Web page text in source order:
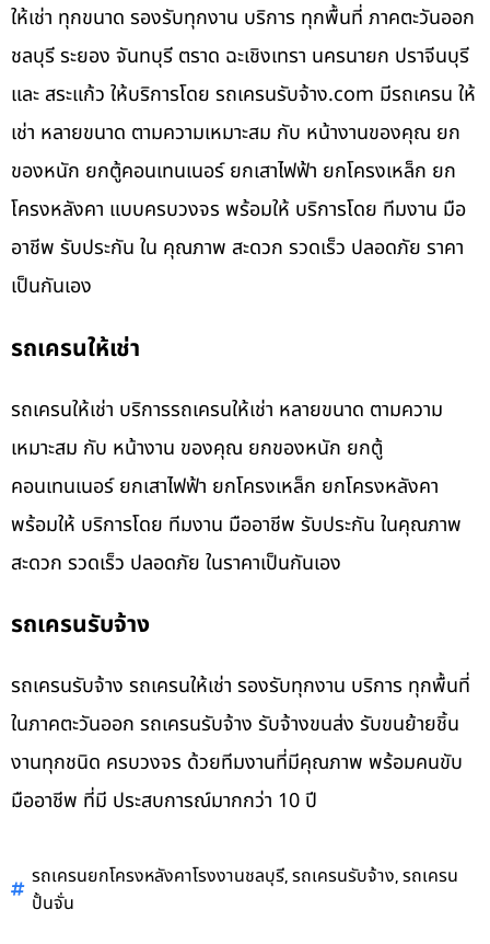
ให้เช่า ทุกขนาด รองรับทุกงาน บริการ ทุกพื้นที่ ภาคตะวันออก
ชลบุรี ระยอง จันทบุรี ตราด ฉะเชิงเทรา นครนายก ปราจีนบุรี
และ สระแก้ว ให้บริการโดย รถเครนรับจ้าง.com มีรถเครน ให้
เช่า หลายขนาด ตามความเหมาะสม กับ หน้างานของคุณ ยก
ของหนัก ยกตู้คอนเทนเนอร์ ยกเสาไฟฟ้า ยกโครงเหล็ก ยก
โครงหลังคา แบบครบวงจร พร้อมให้ บริการโดย ทีมงาน มือ
อาชีพ รับประกัน ใน คุณภาพ สะดวก รวดเร็ว ปลอดภัย ราคา
เป็นกันเอง
รถเครนให้เช่า
รถเครนให้เช่า บริการรถเครนให้เช่า หลายขนาด ตามความ
เหมาะสม กับ หน้างาน ของคุณ ยกของหนัก ยกตู้
คอนเทนเนอร์ ยกเสาไฟฟ้า ยกโครงเหล็ก ยกโครงหลังคา
พร้อมให้ บริการโดย ทีมงาน มืออาชีพ รับประกัน ในคุณภาพ
สะดวก รวดเร็ว ปลอดภัย ในราคาเป็นกันเอง
รถเครนรับจ้าง
รถเครนรับจ้าง รถเครนให้เช่า รองรับทุกงาน บริการ ทุกพื้นที่
ในภาคตะวันออก รถเครนรับจ้าง รับจ้างขนส่ง รับขนย้ายชิ้น
งานทุกชนิด ครบวงจร ด้วยทีมงานที่มีคุณภาพ พร้อมคนขับ
มืออาชีพ ที่มี ประสบการณ์มากกว่า 10 ปี
รถเครนยกโครงหลังคาโรงงานชลบุรี,รถเครนรับจ้าง,รถเครน
ปั้นจั่น